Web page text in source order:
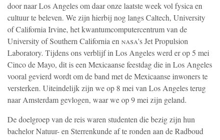
door naar Los Angeles om daar onze laatste week vol fysica en
cultuur te beleven. We zijn hierbij nog langs Caltech, University
of California Irvine, het kwantumcomputercentrum van de
University of Southern California en nasa's Jet Propulsion
Laboratory. Tijdens ons verblijf in Los Angeles werd er op 5 mei
Cinco de Mayo, dit is een Mexicaanse feestdag die in Los Angeles
vooral gevierd wordt om de band met de Mexicaanse inwoners te
versterken. Uiteindelijk zijn we op 8 mei van Los Angeles terug
naar Amsterdam gevlogen, waar we op 9 mei zijn geland.
De doelgroep van de reis waren studenten die bezig zijn hun
bachelor Natuur- en Sterrenkunde af te ronden aan de Radboud